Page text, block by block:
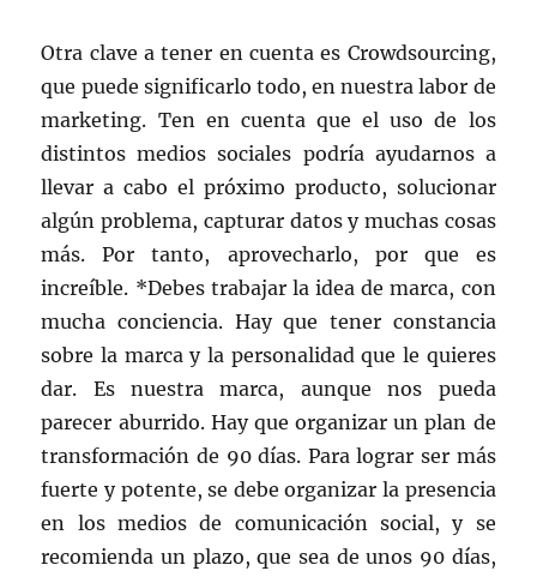
Otra clave a tener en cuenta es Crowdsourcing,
que puede significarlo todo, en nuestra labor de
marketing. Ten en cuenta que el uso de los
distintos medios sociales podría ayudarnos a
llevar a cabo el próximo producto, solucionar
algún problema, capturar datos y muchas cosas
más. Por tanto, aprovecharlo, por que es
increíble. *Debes trabajar la idea de marca, con
mucha conciencia. Hay que tener constancia
sobre la marca y la personalidad que le quieres
dar. Es nuestra marca, aunque nos pueda
parecer aburrido. Hay que organizar un plan de
transformación de 90 días. Para lograr ser más
fuerte y potente, se debe organizar la presencia
en los medios de comunicación social, y se
recomienda un plazo, que sea de unos 90 días,